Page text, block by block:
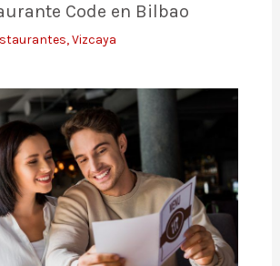
Code en Bilbao
,Vizcaya